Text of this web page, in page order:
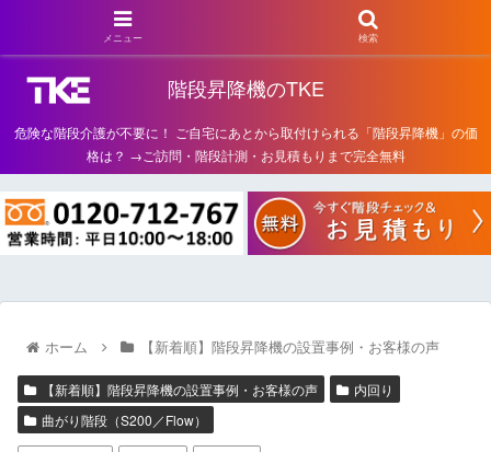
階段昇降機のTKE
危険な階段介護が不要に！ ご自宅にあとから取付けられる「階段昇降機」の価
格は？ →ご訪問・階段計測・お見積もりまで完全無料
ホーム 【新着順】階段昇降機の設置事例・お客様の声
【新着順】階段昇降機の設置事例・お客様の声
内回り
曲がり階段（S200／Flow）
メニュー 検索